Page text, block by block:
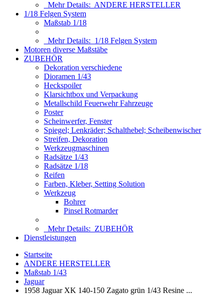
Mehr Details: ANDERE HERSTELLER
1/18 Felgen System
Maßstab 1/18
Mehr Details: 1/18 Felgen System
Motoren diverse Maßstäbe
ZUBEHÖR
Dekoration verschiedene
Dioramen 1/43
Heckspoiler
Klarsichtbox und Verpackung
Metallschild Feuerwehr Fahrzeuge
Poster
Scheinwerfer, Fenster
Spiegel; Lenkräder; Schalthebel; Scheibenwischer
Streifen, Dekoration
Werkzeugmaschinen
Radsätze 1/43
Radsätze 1/18
Reifen
Farben, Kleber, Setting Solution
Werkzeug
Bohrer
Pinsel Rotmarder
Mehr Details: ZUBEHÖR
Dienstleistungen
Startseite
ANDERE HERSTELLER
Maßstab 1/43
Jaguar
1958 Jaguar XK 140-150 Zagato grün 1/43 Resine ...